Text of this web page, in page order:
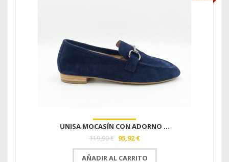
UNISA MOCASÍN CON ADORNO ...
119,90 € 95,92 €
AÑADIR AL CARRITO